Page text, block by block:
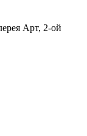
Арт, 2-ой